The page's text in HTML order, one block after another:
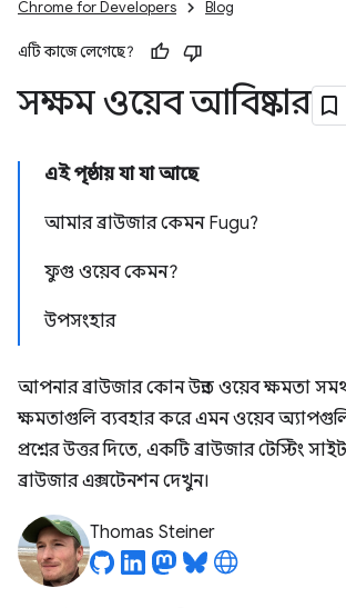
Chrome for Developers Blog
এটি কাজে লেগেছে?
সক্ষম ওয়েব আবিষ্কার
এই পৃষ্ঠায় যা যা আছে
আমার ব্রাউজার কেমন Fugu?
ফুগু ওয়েব কেমন?
উপসংহার
আপনার ব্রাউজার কোন উন্নত ওয়েব ক্ষমতা
ক্ষমতাগুলি ব্যবহার করে এমন ওয়েব
প্রশ্নের উত্তর দিতে, একটি ব্রাউজার টেস্টিং
ব্রাউজার এক্সটেনশন দেখুন।
Thomas Steiner